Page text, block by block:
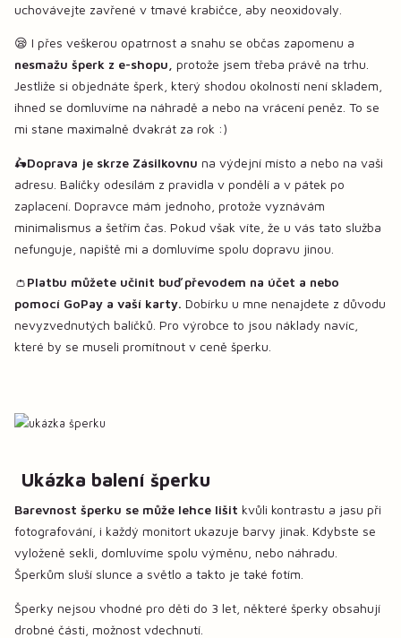
uchovávejte zavřené v tmavé krabičce, aby neoxidovaly.
😪 I přes veškerou opatrnost a snahu se občas zapomenu a
nesmažu šperk z e-shopu, protože jsem třeba právě na trhu.
Jestliže si objednáte šperk, který shodou okolností není skladem,
ihned se domluvíme na náhradě a nebo na vrácení peněz. To se
mi stane maximalně dvakrát za rok :)
🛵Doprava je skrze Zásilkovnu na výdejní místo a nebo na vaši
adresu. Balíčky odesílám z pravidla v pondělí a v pátek po
zaplacení. Dopravce mám jednoho, protože vyznávám
minimalismus a šetřím čas. Pokud však víte, že u vás tato služba
nefunguje, napiště mi a domluvíme spolu dopravu jinou.
👛Platbu můžete učinit buď převodem na účet a nebo
pomocí GoPay a vaší karty. Dobírku u mne nenajdete z důvodu
nevyzvednutých balíčků. Pro výrobce to jsou náklady navíc,
které by se museli promítnout v ceně šperku.
Ukázka balení šperku
Barevnost šperku se může lehce lišit kvůli kontrastu a jasu při
fotografování, i každý monitort ukazuje barvy jinak. Kdybste se
vyloženě sekli, domluvíme spolu výměnu, nebo náhradu.
Šperkům sluší slunce a světlo a takto je také fotím.
Šperky nejsou vhodné pro děti do 3 let, některé šperky obsahují
drobné části, možnost vdechnutí.